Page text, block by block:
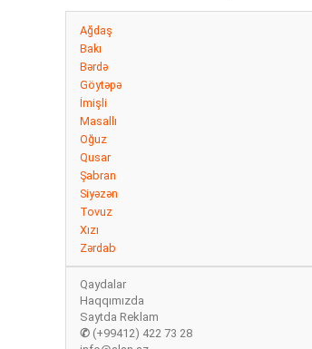
Ağdaş
Bakı
Bərdə
Göytəpə
İmişli
Masallı
Oğuz
Qusar
Şabran
Siyəzən
Tovuz
Xızı
Zərdab
Qaydalar
Haqqımızda
Saytda Reklam
✆ (+99412) 422 73 28